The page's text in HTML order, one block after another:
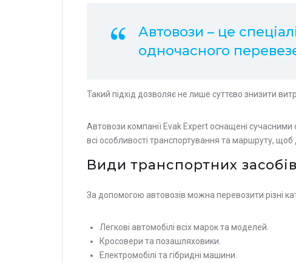
Автовози – це
одночасного
Такий підхід дозволяє не лише суттєво знизити
Автовози компанії Evak Expert оснащені
всі особливості транспортування та маршруту,
Види транспортних
За допомогою автовозів можна перевозити різні
Легкові автомобілі всіх марок та моделей.
Кросовери та позашляховики.
Електромобілі та гібридні машини.